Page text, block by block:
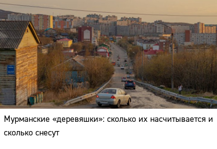
Мурманские «деревяшки»: сколько их насчитывается и
сколько снесут